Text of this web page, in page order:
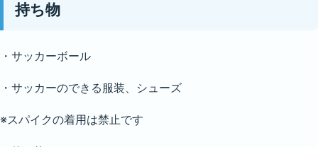
持ち物
・サッカーボール
・サッカーのできる服装、シューズ
※スパイクの着用は禁止です